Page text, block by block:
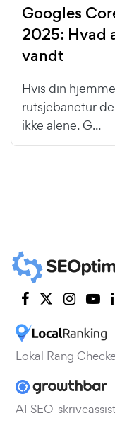
Googles
2025: Hvad
vandt
Hvis din
rutsjebanetur
ikke alene. G...
Lokal Rang
AI SEO-